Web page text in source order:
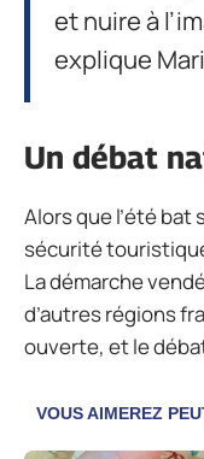
et nuire à
explique
Un débat
Alors que l’été bat
sécurité
La démarche
d’autres régions
ouverte, et le